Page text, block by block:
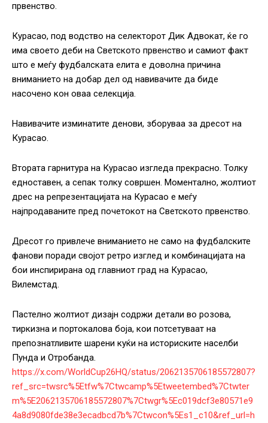
првенство.
Курасао, под водство на селекторот Дик Адвокат, ќе го
има своето деби на Светското првенство и самиот факт
што е меѓу фудбалската елита е доволна причина
вниманието на добар дел од навивачите да биде
насочено кон оваа селекција.
Навивачите изминатите денови, зборуваа за дресот на
Курасао.
Втората гарнитура на Курасао изгледа прекрасно. Толку
едноставен, а сепак толку совршен. Моментално, жолтиот
дрес на репрезентацијата на Курасао е меѓу
најпродаваните пред почетокот на Светското првенство.
Дресот го привлече вниманието не само на фудбалските
фанови поради својот ретро изглед и комбинацијата на
бои инспирирана од главниот град на Курасао,
Вилемстад.
Пастелно жолтиот дизајн содржи детали во розова,
тиркизна и портокалова боја, кои потсетуваат на
препознатливите шарени куќи на историските населби
Пунда и Отробанда.
https://x.com/WorldCup26HQ/status/2062135706185572807?
ref_src=twsrc%5Etfw%7Ctwcamp%5Etweetembed%7Ctwter
m%5E2062135706185572807%7Ctwgr%5Ec019dcf3e80571e9
4a8d9080fde38e3ecadbcd7b%7Ctwcon%5Es1_c10&ref_url=h